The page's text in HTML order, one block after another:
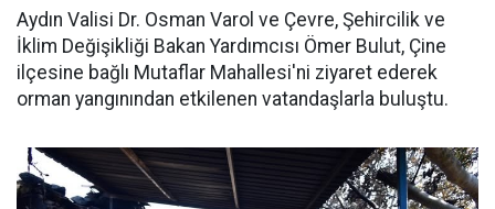
Aydın Valisi Dr. Osman Varol ve Çevre, Şehircilik ve
İklim Değişikliği Bakan Yardımcısı Ömer Bulut, Çine
ilçesine bağlı Mutaflar Mahallesi'ni ziyaret ederek
orman yangınından etkilenen vatandaşlarla buluştu.